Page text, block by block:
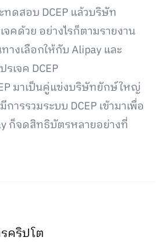
ดสอบ DCEP แล้วบริษัท
คด้วย อย่างไรก็ตามรายงาน
างเลือกให้กับ Alipay และ
เจค DCEP
มาเป็นคู่แข่งบริษัทยักษ์ใหญ่
ารรวมระบบ DCEP เข้ามาเพื่อ
ก็จดสิทธิบัตรหลายอย่างที่
คริปโต